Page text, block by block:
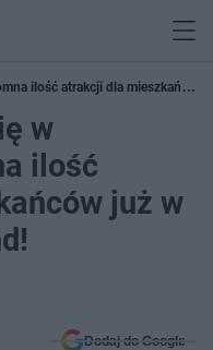
ilość atrakcji dla mieszkańców
w
ilość
już w
Dodaj do Google